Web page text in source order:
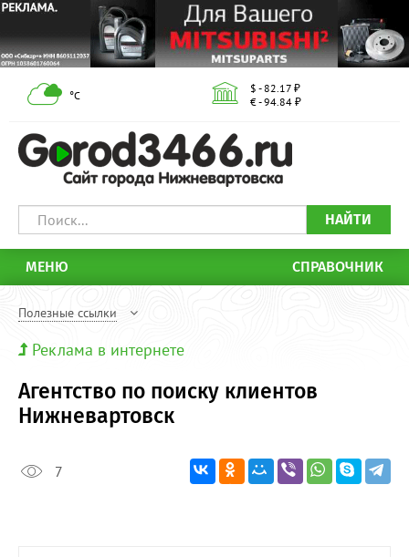
°С
$ - 82.17 ₽
€ - 94.84 ₽
НАЙТИ
МЕНЮ СПРАВОЧНИК
Полезные ссылки
Реклама в интернете
Агентство по поиску клиентов
Нижневартовск
7